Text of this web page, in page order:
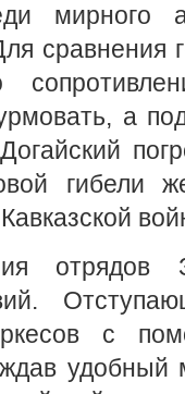
мирного
сравнения
а
гибели
с
удобный